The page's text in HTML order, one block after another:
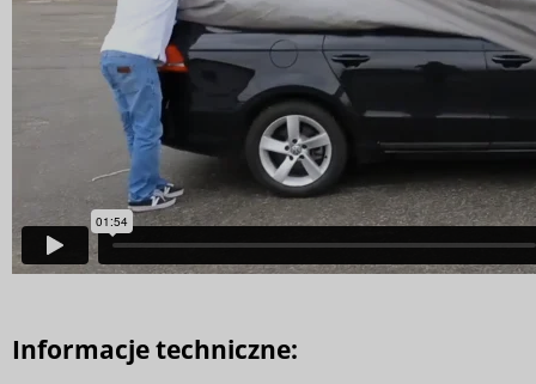
Informacje techniczne: